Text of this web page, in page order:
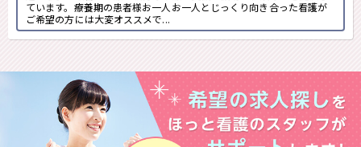
ています。療養期の患者様お一人お一人とじっくり向き合った看護が
ご希望の方には大変オススメで...